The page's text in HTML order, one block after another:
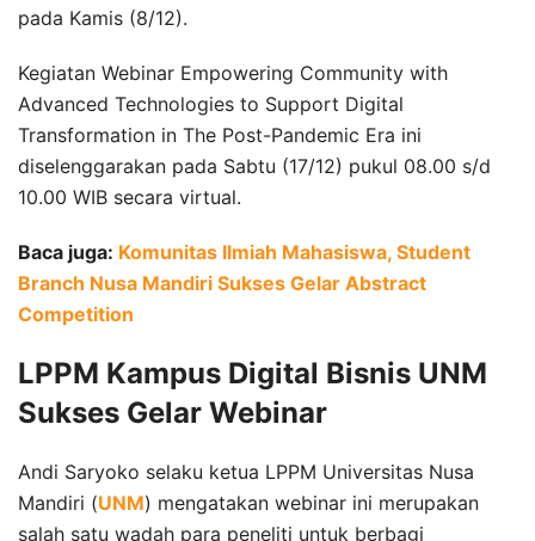
pada Kamis (8/12).
Kegiatan Webinar Empowering Community with
Advanced Technologies to Support Digital
Transformation in The Post-Pandemic Era ini
diselenggarakan pada Sabtu (17/12) pukul 08.00 s/d
10.00 WIB secara virtual.
Baca juga: Komunitas Ilmiah Mahasiswa, Student
Branch Nusa Mandiri Sukses Gelar Abstract
Competition
LPPM Kampus Digital Bisnis UNM
Sukses Gelar Webinar
Andi Saryoko selaku ketua LPPM Universitas Nusa
Mandiri (UNM) mengatakan webinar ini merupakan
salah satu wadah para peneliti untuk berbagi